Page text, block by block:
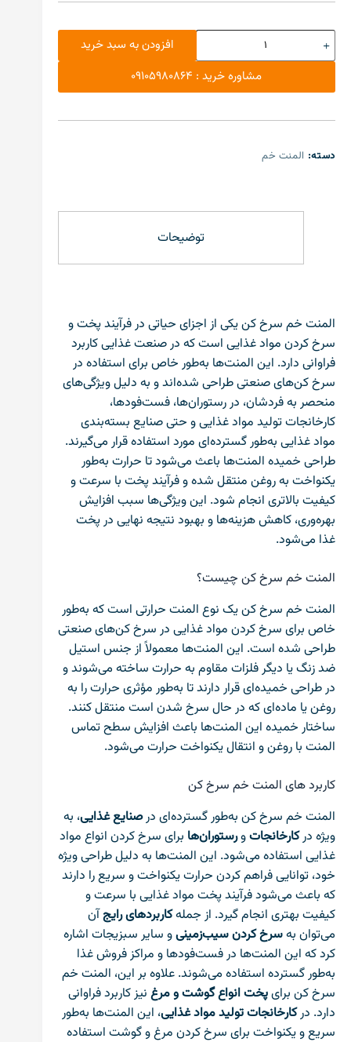
افزودن به سبد خرید
مشاوره خرید : 09105980864
دسته: المنت خم
توضیحات
المنت خم سرخ کن یکی از اجزای حیاتی در فرآیند پخت و
سرخ کردن مواد غذایی است که در صنعت غذایی کاربرد
فراوانی دارد. این المنت‌ها به‌طور خاص برای استفاده در
سرخ کن‌های صنعتی طراحی شده‌اند و به دلیل ویژگی‌های
منحصر به فردشان، در رستوران‌ها، فست‌فودها،
کارخانجات تولید مواد غذایی و حتی صنایع بسته‌بندی
مواد غذایی به‌طور گسترده‌ای مورد استفاده قرار می‌گیرند.
طراحی خمیده المنت‌ها باعث می‌شود تا حرارت به‌طور
یکنواخت به روغن منتقل شده و فرآیند پخت با سرعت و
کیفیت بالاتری انجام شود. این ویژگی‌ها سبب افزایش
بهره‌وری، کاهش هزینه‌ها و بهبود نتیجه نهایی در پخت
غذا می‌شود.
المنت خم سرخ کن چیست؟
المنت خم سرخ کن یک نوع المنت حرارتی است که به‌طور
خاص برای سرخ کردن مواد غذایی در سرخ کن‌های صنعتی
طراحی شده است. این المنت‌ها معمولاً از جنس استیل
ضد زنگ یا دیگر فلزات مقاوم به حرارت ساخته می‌شوند و
در طراحی خمیده‌ای قرار دارند تا به‌طور مؤثری حرارت را به
روغن یا ماده‌ای که در حال سرخ شدن است منتقل کنند.
ساختار خمیده این المنت‌ها باعث افزایش سطح تماس
المنت با روغن و انتقال یکنواخت حرارت می‌شود.
کاربرد های المنت خم سرخ کن
المنت خم سرخ کن به‌طور گسترده‌ای درصنایع غذایی، به
ویژه درکارخانجاتورستوران‌ها برای سرخ کردن انواع مواد
غذایی استفاده می‌شود. این المنت‌ها به دلیل طراحی ویژه
خود، توانایی فراهم کردن حرارت یکنواخت و سریع را دارند
که باعث می‌شود فرآیند پخت مواد غذایی با سرعت و
کیفیت بهتری انجام گیرد. از جملهکاربردهای رایجآن
می‌توان بهسرخ کردن سیب‌زمینیو سایر سبزیجات اشاره
کرد که این المنت‌ها در فست‌فودها و مراکز فروش غذا
به‌طور گسترده استفاده می‌شوند. علاوه بر این، المنت خم
سرخ کن برایپخت انواع گوشت و مرغ نیز کاربرد فراوانی
دارد. درکارخانجات تولید مواد غذایی، این المنت‌ها به‌طور
سریع و یکنواخت برای سرخ کردن مرغ و گوشت استفاده